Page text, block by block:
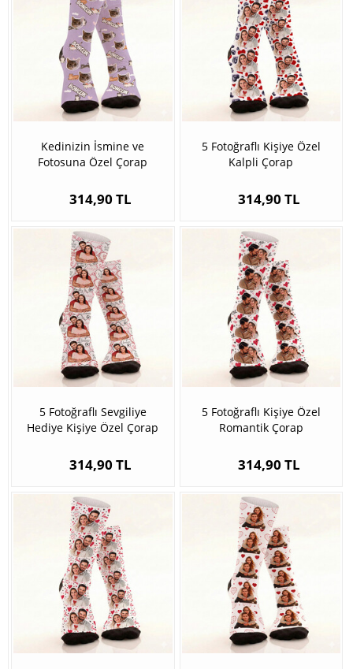
Kedinizin İsmine ve
Fotosuna Özel Çorap
314,90 TL
5 Fotoğraflı Kişiye Özel
Kalpli Çorap
314,90 TL
5 Fotoğraflı Sevgiliye
Hediye Kişiye Özel Çorap
314,90 TL
5 Fotoğraflı Kişiye Özel
Romantik Çorap
314,90 TL